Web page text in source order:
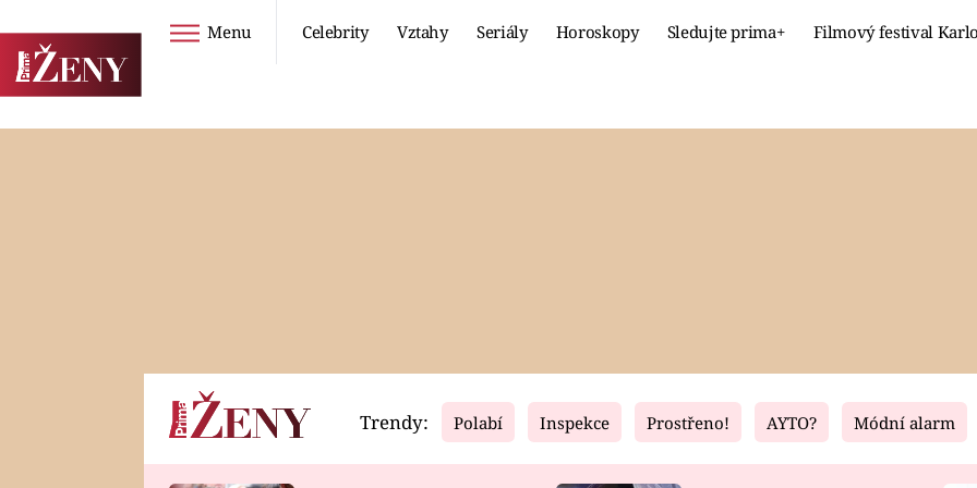
Menu Celebrity Vztahy Seriály Horoskopy Sledujte prima+ Filmový festival
Horoskopy Video Fresh Living
Trendy: Polabí Inspekce Prostřeno! AYTO? Módní alarm